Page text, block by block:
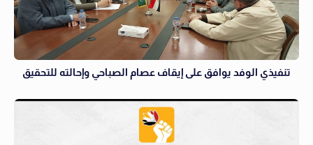
تنفيذي الوفد يوافق على إيقاف عصام الصباحي وإحالته للتحقيق